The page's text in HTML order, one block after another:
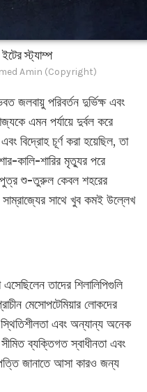
স্ট্যাম্প
Amin (Copyright)
জলবায়ু পরিবর্তন দুর্ভিক্ষ এবং
এমন পর্যায়ে দুর্বল করে
বিদ্রোহ চূর্ণ করা হয়েছিল, তা
কালি-শারির মৃত্যুর পরে
শু-তুরুল কেবল শহরের
সাথে খুব কমই উল্লেখ
তাদের শিলালিপিগুলি
মেসোপটেমিয়ার লোকদের
এবং অন্যান্য অনেক
ব্যক্তিগত স্বাধীনতা এবং
জানাতে আসা কারও জন্য